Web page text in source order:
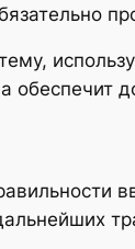
обеспечит